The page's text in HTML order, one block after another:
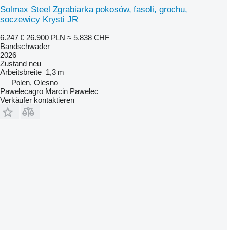
Solmax Steel Zgrabiarka pokosów, fasoli, grochu,
soczewicy Krysti JR
6.247 € 26.900 PLN ≈ 5.838 CHF
Bandschwader
2026
Zustand neu
Arbeitsbreite 1,3 m
Polen, Olesno
Pawelecagro Marcin Pawelec
Verkäufer kontaktieren